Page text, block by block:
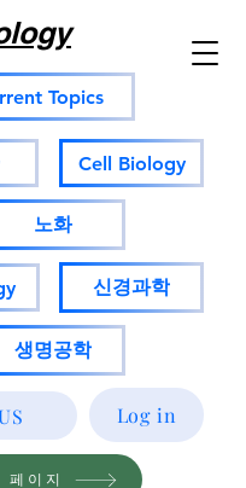
Topics
Cell Biology
노화
신경과학
생명공학
Log in
페이지